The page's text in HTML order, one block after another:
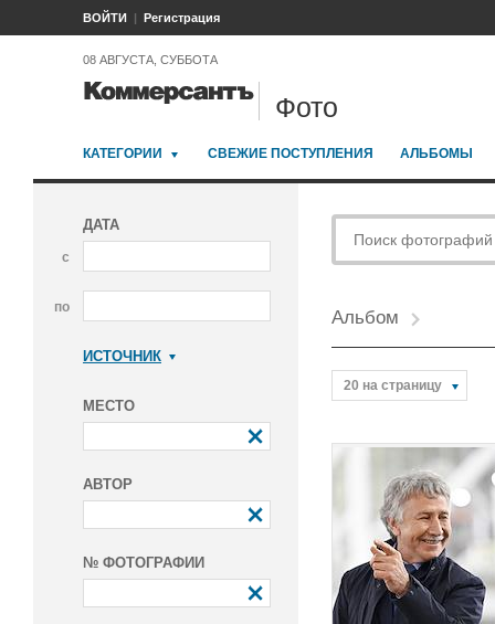
ВОЙТИ Регистрация
08 АВГУСТА, СУББОТА
Фото
КАТЕГОРИИ СВЕЖИЕ ПОСТУПЛЕНИЯ АЛЬБОМЫ
ДАТА
с
по
ИСТОЧНИК
МЕСТО
АВТОР
№ ФОТОГРАФИИ
Альбом
20 на страницу